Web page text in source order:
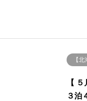
【
【
３泊